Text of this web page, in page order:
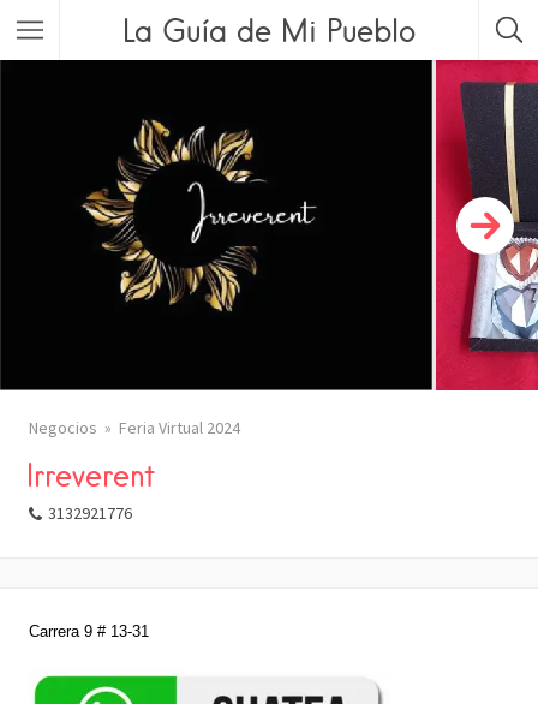
La Guía de Mi Pueblo
Negocios Feria Virtual 2024
Irreverent
3132921776
Carrera 9 # 13-31